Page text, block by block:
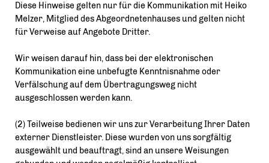
Diese Hinweise gelten nur für die Kommunikation mit Heiko
Melzer, Mitglied des Abgeordnetenhauses und gelten nicht
für Verweise auf Angebote Dritter.
Wir weisen darauf hin, dass bei der elektronischen
Kommunikation eine unbefugte Kenntnisnahme oder
Verfälschung auf dem Übertragungsweg nicht
ausgeschlossen werden kann.
(2) Teilweise bedienen wir uns zur Verarbeitung Ihrer Daten
externer Dienstleister. Diese wurden von uns sorgfältig
ausgewählt und beauftragt, sind an unsere Weisungen